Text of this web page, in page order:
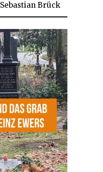
Februar
2026
Sebastian Brück